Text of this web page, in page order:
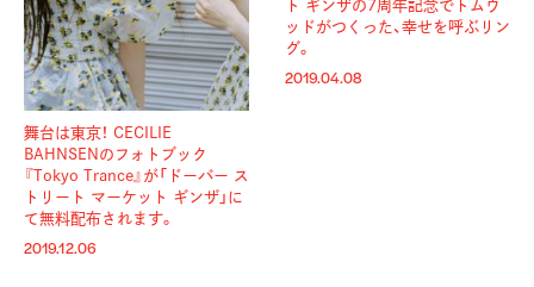
舞台は東京！ CECILIE
BAHNSENのフォトブック
『Tokyo Trance』が「ドーバー ス
トリート マーケット ギンザ」に
て無料配布されます。
2019.12.06
ト ギンザの7周年記念でトムウ
ッドがつくった、幸せを呼ぶリン
グ。
2019.04.08